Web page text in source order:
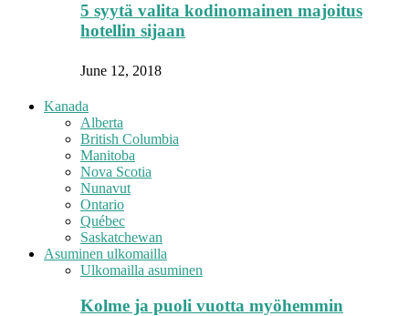
5 syytä valita kodinomainen majoitus
hotellin sijaan
June 12, 2018
Kanada
Alberta
British Columbia
Manitoba
Nova Scotia
Nunavut
Ontario
Québec
Saskatchewan
Asuminen ulkomailla
Ulkomailla asuminen
Kolme ja puoli vuotta myöhemmin